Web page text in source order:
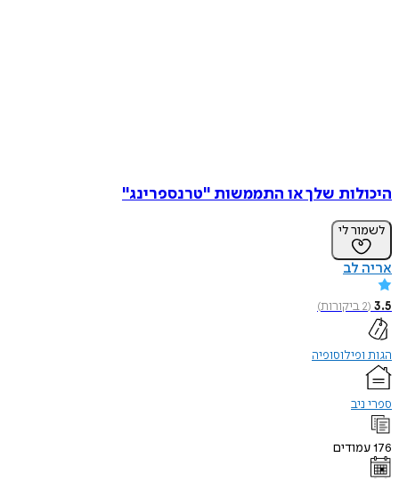
היכולות שלך או התממשות "טרנספרינג"
לשמור לי
אריה לב
3.5
(
2ביקורות)
הגות ופילוסופיה
ספרי ניב
176עמודים